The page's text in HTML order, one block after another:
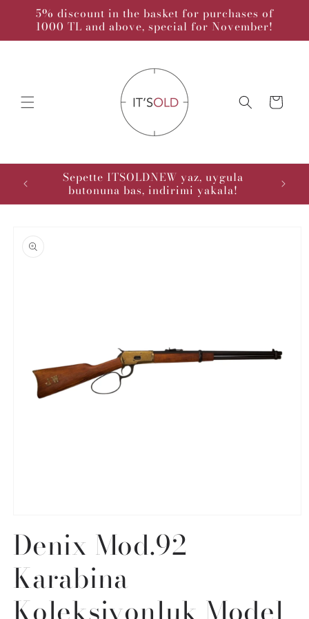
Skip to
content
5% discount in the basket for purchases of
1000 TL and above, special for November!
Cart
: Sepette ITSOLDNEW yaz, uygula
butonuna bas, indirimi yakala!
information
Denix Mod.92
Karabina